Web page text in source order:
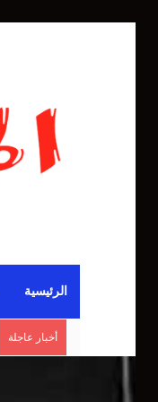
الرئيسية
أخبار عاجلة